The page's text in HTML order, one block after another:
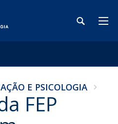
E PSICOLOGIA
FEP